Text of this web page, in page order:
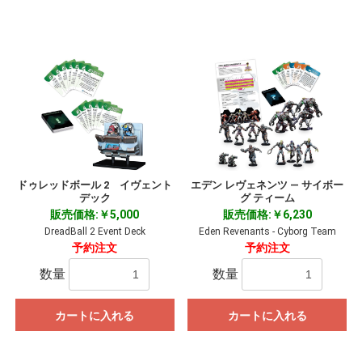
ドゥレッドボール 2 イヴェント
デック
販売価格:￥5,000
DreadBall 2 Event Deck
予約注文
数量
カートに入れる
エデン レヴェネンツ ― サイボー
グ ティーム
販売価格:￥6,230
Eden Revenants - Cyborg Team
予約注文
数量
カートに入れる